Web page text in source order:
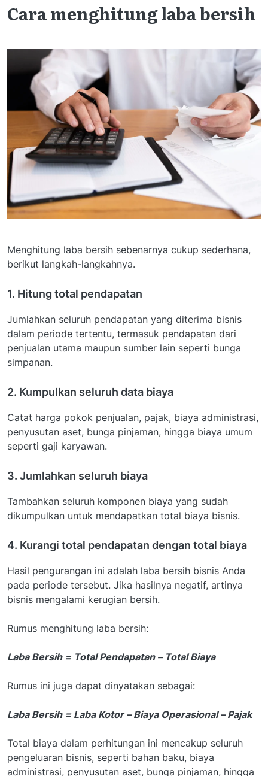
Cara menghitung laba bersih
Menghitung laba bersih sebenarnya cukup sederhana,
berikut langkah-langkahnya.
1. Hitung total pendapatan
Jumlahkan seluruh pendapatan yang diterima bisnis
dalam periode tertentu, termasuk pendapatan dari
penjualan utama maupun sumber lain seperti bunga
simpanan.
2. Kumpulkan seluruh data biaya
Catat harga pokok penjualan, pajak, biaya administrasi,
penyusutan aset, bunga pinjaman, hingga biaya umum
seperti gaji karyawan.
3. Jumlahkan seluruh biaya
Tambahkan seluruh komponen biaya yang sudah
dikumpulkan untuk mendapatkan total biaya bisnis.
4. Kurangi total pendapatan dengan total biaya
Hasil pengurangan ini adalah laba bersih bisnis Anda
pada periode tersebut. Jika hasilnya negatif, artinya
bisnis mengalami kerugian bersih.
Rumus menghitung laba bersih:
Laba Bersih = Total Pendapatan – Total Biaya
Rumus ini juga dapat dinyatakan sebagai:
Laba Bersih = Laba Kotor – Biaya Operasional – Pajak
Total biaya dalam perhitungan ini mencakup seluruh
pengeluaran bisnis, seperti bahan baku, biaya
administrasi, penyusutan aset, bunga pinjaman, hingga